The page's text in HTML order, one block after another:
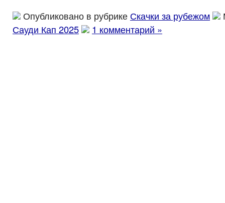
Опубликовано в рубрике Скачки за рубежом
Сауди Кап 2025
1 комментарий »